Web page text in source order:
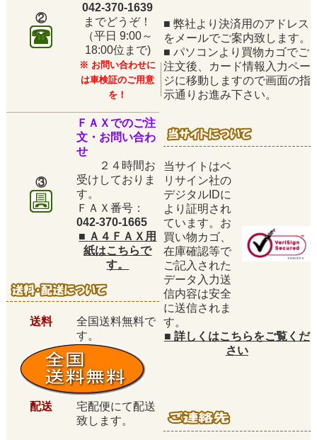
②
042-370-1639
までどうぞ！
（平日 9:00～
18:00位まで)
※ お問い合わせに
は車検証のご用意
を！
■ 弊社より決済用のアドレス
をメールでご案内致します。
■ パソコンより買物カゴでご
注文後、カード情報入力ペー
ジに移動しますので画面の指
示通りお進み下さい。
③
ＦＡＸでのご注
文・お問い合わ
せ
２４時間お
受けしておりま
す。
ＦＡＸ番号：
042-370-1665
当サイトはベ
リサイン社の
デジタルIDに
より証明され
ています。お
買い物カゴ、
在庫確認等で
ご記入された
データ入力送
信内容は安全
に送信されま
す。
■ 詳しくはこちらをご覧くだ
さい
■ Ａ４ＦＡＸ用
紙はこちらで
す。
送料
全国送料無料で
す。
配送
宅配便にて配送
致します。